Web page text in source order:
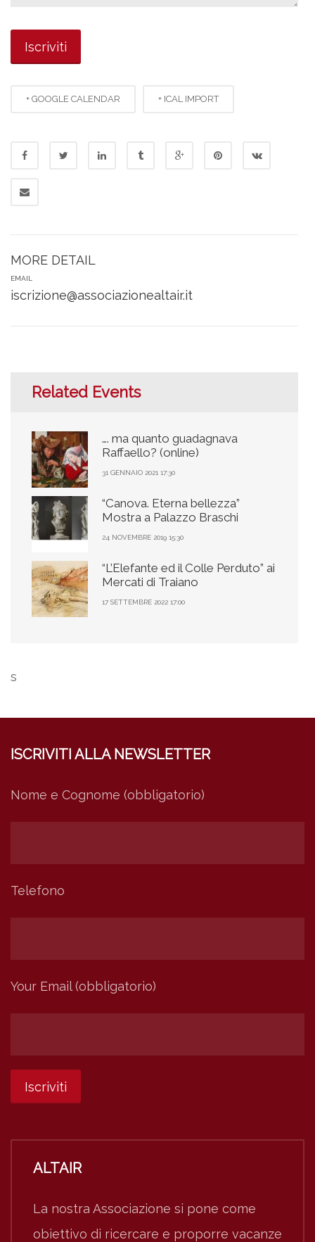
+ GOOGLE CALENDAR + ICAL IMPORT
MORE DETAIL
EMAIL
iscrizione@associazionealtair.it
Related Events
…. ma quanto guadagnava
Raffaello? (online)
31 GENNAIO 2021 17:30
“Canova. Eterna bellezza”
Mostra a Palazzo Braschi
24 NOVEMBRE 2019 15:30
“L’Elefante ed il Colle Perduto” ai
Mercati di Traiano
17 SETTEMBRE 2022 17:00
s
ISCRIVITI ALLA NEWSLETTER
Nome e Cognome (obbligatorio)
Telefono
Your Email (obbligatorio)
ALTAIR
La nostra Associazione si pone come
obiettivo di ricercare e proporre vacanze